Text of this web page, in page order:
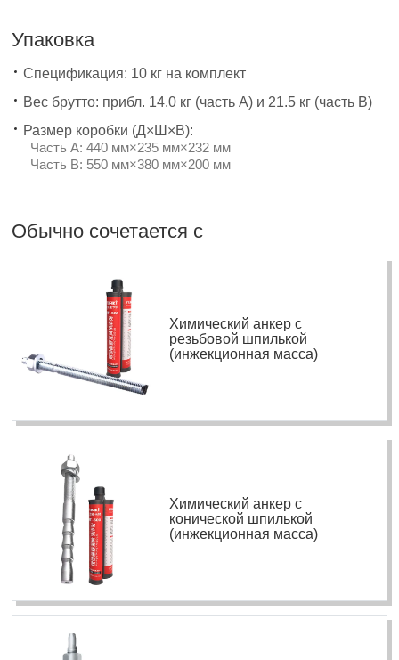
Упаковка
Спецификация: 10 кг на комплект
Вес брутто: прибл. 14.0 кг (часть А) и 21.5 кг (часть B)
Размер коробки (Д×Ш×В):
Часть A: 440 мм×235 мм×232 мм
Часть B: 550 мм×380 мм×200 мм
Обычно сочетается с
Химический анкер с
резьбовой шпилькой
(инжекционная масса)
Химический анкер с
конической шпилькой
(инжекционная масса)